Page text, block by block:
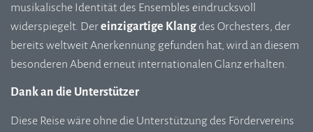
musikalische Identität des Ensembles eindrucksvoll
widerspiegelt. Dereinzigartige Klang des Orchesters, der
bereits weltweit Anerkennung gefunden hat, wird an diesem
besonderen Abend erneut internationalen Glanz erhalten.
Dank an die Unterstützer
Diese Reise wäre ohne die Unterstützung des Fördervereins